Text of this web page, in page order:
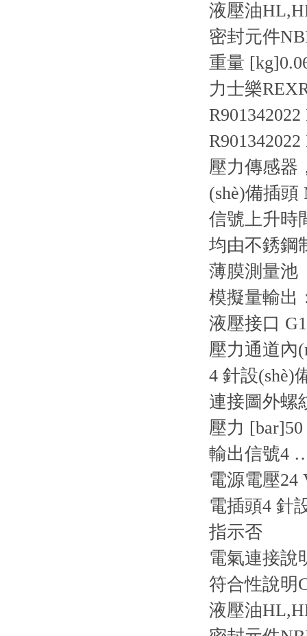
液壓油
密封元件
重量 [kg]
力士樂
壓力傳感
(shè)備插
信號上升時
均由不銹鋼
薄膜測量池
模擬量輸出
液壓接口
壓力通道內
4 針設
連接圖外螺
壓力 [bar]50
輸出信號4
電源電壓24
電插頭4 針
指示否
電氣連接說
符合性說明
液壓油